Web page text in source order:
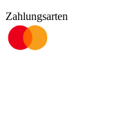
Zahlungsarten